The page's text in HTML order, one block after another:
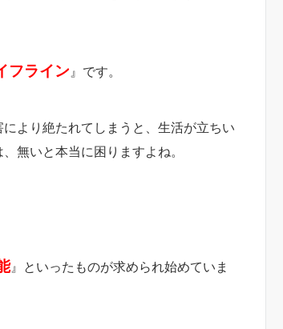
フライン 』です。
より絶たれてしまうと、生活が立ちい
無いと本当に困りますよね。
』といったものが求められ始めていま